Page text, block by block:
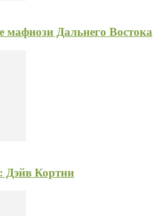
мафиози Дальнего Востока
Дэйв Кортни